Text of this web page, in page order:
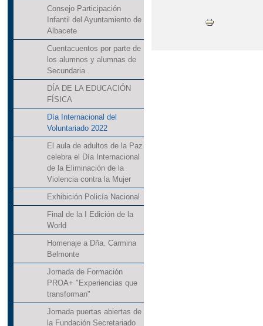
Consejo Participación
Infantil del Ayuntamiento de
Albacete
Cuentacuentos por parte de
los alumnos y alumnas de
Secundaria
DÍA DE LA EDUCACIÓN
FÍSICA
Día Internacional del
Voluntariado 2022
El aula de adultos de la Paz
celebra el Día Internacional
de la Eliminación de la
Violencia contra la Mujer
Exhibición Policía Nacional
Final de la I Edición de la
World
Homenaje a Dña. Carmina
Belmonte
Jornada de Formación
PROA+ "Experiencias que
transforman"
Jornada puertas abiertas de
la Fundación Secretariado